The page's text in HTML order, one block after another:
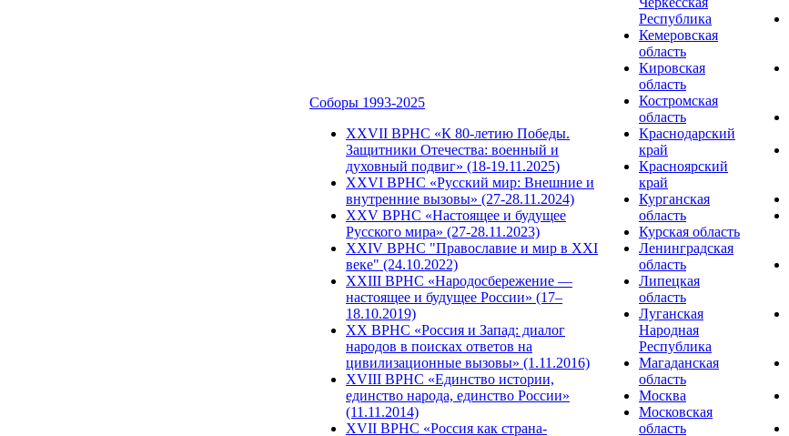
Соборы 1993-2025
ХХVII ВРНС «К 80-летию Победы.
Защитники Отечества: военный и
духовный подвиг» (18-19.11.2025)
XXVI ВРНС «Русский мир: Внешние и
внутренние вызовы» (27-28.11.2024)
XXV ВРНС «Настоящее и будущее
Русского мира» (27-28.11.2023)
XXIV ВРНС "Православие и мир в XXI
веке" (24.10.2022)
XXIII ВРНС «Народосбережение —
настоящее и будущее России» (17–
18.10.2019)
XX ВРНС «Россия и Запад: диалог
народов в поисках ответов на
цивилизационные вызовы» (1.11.2016)
XVIII ВРНС «Единство истории,
единство народа, единство России»
(11.11.2014)
XVII ВРНС «Россия как страна-
Республика
Кемеровская
область
Кировская
область
Костромская
область
Краснодарский
край
Красноярский
край
Курганская
область
Курская область
Ленинградская
область
Липецкая
область
Луганская
Народная
Республика
Магаданская
область
Москва
Московская
область